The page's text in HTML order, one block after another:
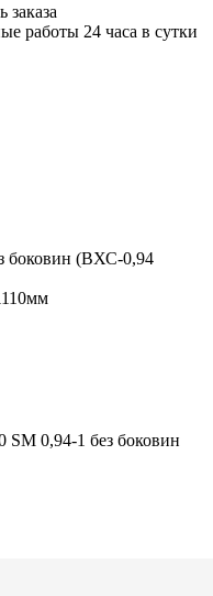
заказа
работы 24 часа в сутки
боковин (ВХС-0,94
0,94-1 без боковин